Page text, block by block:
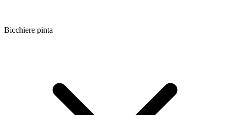
Bicchiere pinta